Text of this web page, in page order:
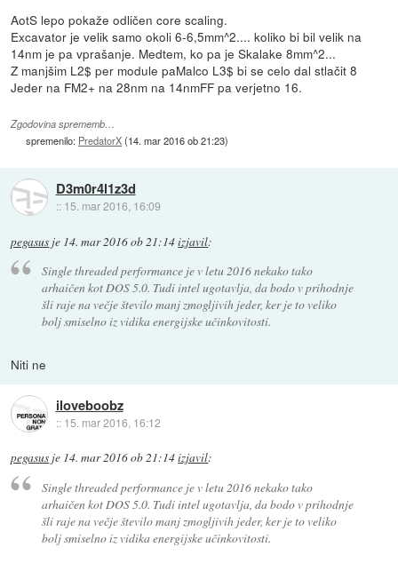
AotS lepo pokaže odličen core scaling.
Excavator je velik samo okoli 6-6,5mm^2.... koliko bi bil velik na
14nm je pa vprašanje. Medtem, ko pa je Skalake 8mm^2...
Z manjšim L2$ per module paMalco L3$ bi se celo dal stlačit 8
Jeder na FM2+ na 28nm na 14nmFF pa verjetno 16.
Zgodovina sprememb…
spremenilo: PredatorX(14. mar 2016 ob 21:23)
D3m0r4l1z3d
:: 15. mar 2016, 16:09
pegasus je 14. mar 2016 ob 21:14izjavil:
Single threaded performance je v letu 2016 nekako tako
arhaičen kot DOS 5.0. Tudi intel ugotavlja, da bodo v prihodnje
šli raje na večje število manj zmogljivih jeder, ker je to veliko
bolj smiselno iz vidika energijske učinkovitosti.
Niti ne
iloveboobz
:: 15. mar 2016, 16:12
pegasus je 14. mar 2016 ob 21:14izjavil:
Single threaded performance je v letu 2016 nekako tako
arhaičen kot DOS 5.0. Tudi intel ugotavlja, da bodo v prihodnje
šli raje na večje število manj zmogljivih jeder, ker je to veliko
bolj smiselno iz vidika energijske učinkovitosti.